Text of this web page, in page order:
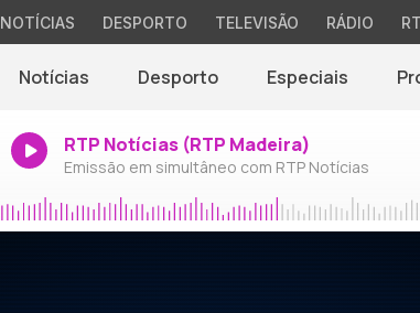
NOTÍCIAS DESPORTO TELEVISÃO RÁDIO
Notícias Desporto Especiais
RTP Notícias (RTP Madeira)
Emissão em simultâneo com RTP Notícias